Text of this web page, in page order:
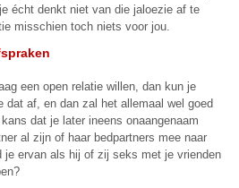
écht denkt niet van die jaloezie af te
misschien toch niets voor jou.
een open relatie willen, dan kun je
dat af, en dan zal het allemaal wel goed
dat je later ineens onaangenaam
al zijn of haar bedpartners mee naar
je ervan als hij of zij seks met je vrienden